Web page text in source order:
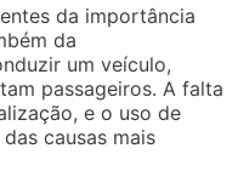
da importância
da
um veículo,
passageiros. A falta
e o uso de
causas mais